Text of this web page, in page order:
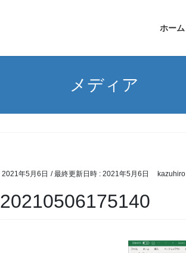
ホーム
メディア
2021年5月6日 / 最終更新日時 : 2021年5月6日 kazuhiro
20210506175140